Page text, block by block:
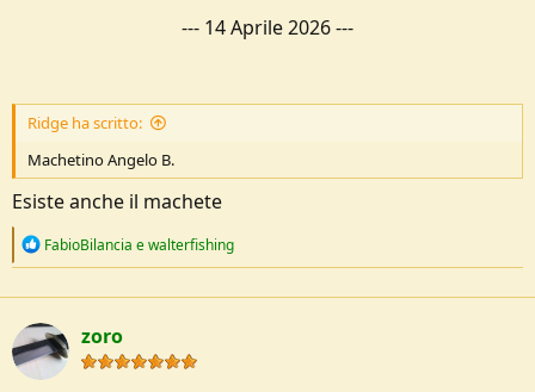
--- 14 Aprile 2026---
Ridge ha scritto:
Machetino Angelo B.
Esiste anche il machete
R
c
t
i
o
n
FabioBilancia ewalterfishing
zoro